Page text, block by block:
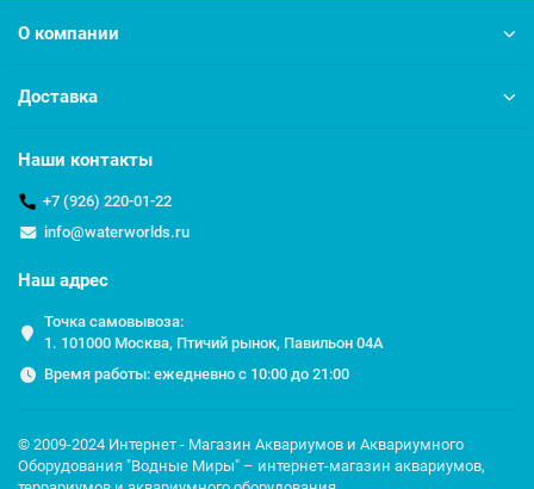
О компании
Доставка
Наши контакты
+7 (926) 220-01-22
info@waterworlds.ru
Наш адрес
Точка самовывоза:
1. 101000 Москва, Птичий рынок, Павильон 04A
Время работы: ежедневно с 10:00 до 21:00
© 2009-2024 Интернет - Магазин Аквариумов и Аквариумного
Оборудования "Водные Миры" – интернет-магазин аквариумов,